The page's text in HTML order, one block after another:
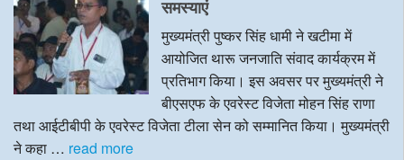
k n p
समस्याएं
मुख्यमंत्री पुष्कर सिंह धामी ने खटीमा में
आयोजित थारू जनजाति संवाद कार्यक्रम में
प्रतिभाग किया। इस अवसर पर मुख्यमंत्री ने
बीएसएफ के एवरेस्ट विजेता मोहन सिंह राणा
तथा आईटीबीपी के एवरेस्ट विजेता टीला सेन को सम्मानित किया। मुख्यमंत्री
ने कहा … read more